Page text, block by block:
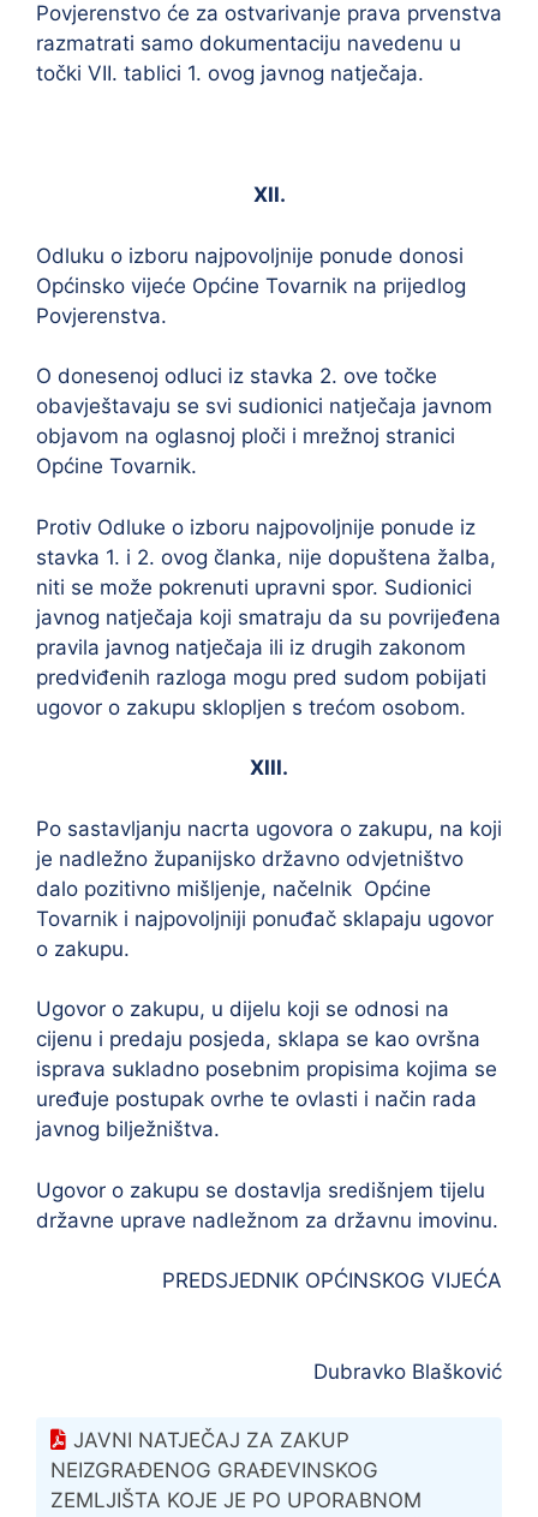
Povjerenstvo će za ostvarivanje prava prvenstva
razmatrati samo dokumentaciju navedenu u
točki VII. tablici 1. ovog javnog natječaja.
XII.
Odluku o izboru najpovoljnije ponude donosi
Općinsko vijeće Općine Tovarnik na prijedlog
Povjerenstva.
O donesenoj odluci iz stavka 2. ove točke
obavještavaju se svi sudionici natječaja javnom
objavom na oglasnoj ploči i mrežnoj stranici
Općine Tovarnik.
Protiv Odluke o izboru najpovoljnije ponude iz
stavka 1. i 2. ovog članka, nije dopuštena žalba,
niti se može pokrenuti upravni spor. Sudionici
javnog natječaja koji smatraju da su povrijeđena
pravila javnog natječaja ili iz drugih zakonom
predviđenih razloga mogu pred sudom pobijati
ugovor o zakupu sklopljen s trećom osobom.
XIII.
Po sastavljanju nacrta ugovora o zakupu, na koji
je nadležno županijsko državno odvjetništvo
dalo pozitivno mišljenje, načelnik Općine
Tovarnik i najpovoljniji ponuđač sklapaju ugovor
o zakupu.
Ugovor o zakupu, u dijelu koji se odnosi na
cijenu i predaju posjeda, sklapa se kao ovršna
isprava sukladno posebnim propisima kojima se
uređuje postupak ovrhe te ovlasti i način rada
javnog bilježništva.
Ugovor o zakupu se dostavlja središnjem tijelu
državne uprave nadležnom za državnu imovinu.
PREDSJEDNIK OPĆINSKOG VIJEĆA
Dubravko Blašković
JAVNI NATJEČAJ ZA ZAKUP
NEIZGRAĐENOG GRAĐEVINSKOG
ZEMLJIŠTA KOJE JE PO UPORABNOM